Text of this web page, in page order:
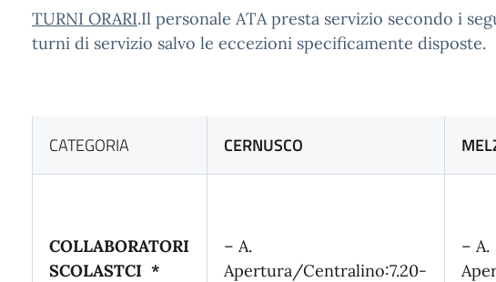
TURNI ORARI.Il personale ATA presta servizio secondo i
turni di servizio salvo le eccezioni specificamente disposte.
CATEGORIA CERNUSCO
COLLABORATORI
SCOLASTCI *
– A.
Apertura/Centralino:7.20-
– A.